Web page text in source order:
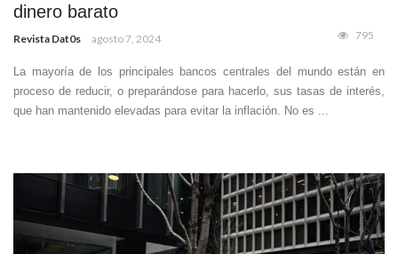
dinero barato
Revista Dat0s agosto 7, 2024 795
La mayoría de los principales bancos centrales del mundo están en
proceso de reducir, o preparándose para hacerlo, sus tasas de interés,
que han mantenido elevadas para evitar la inflación. No es ...